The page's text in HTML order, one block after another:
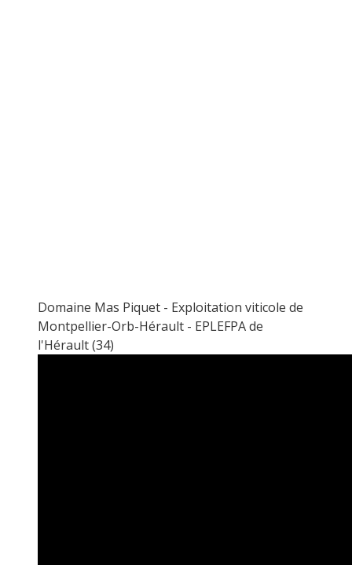
Domaine Mas Piquet - Exploitation viticole de
Montpellier-Orb-Hérault - EPLEFPA de
l'Hérault (34)